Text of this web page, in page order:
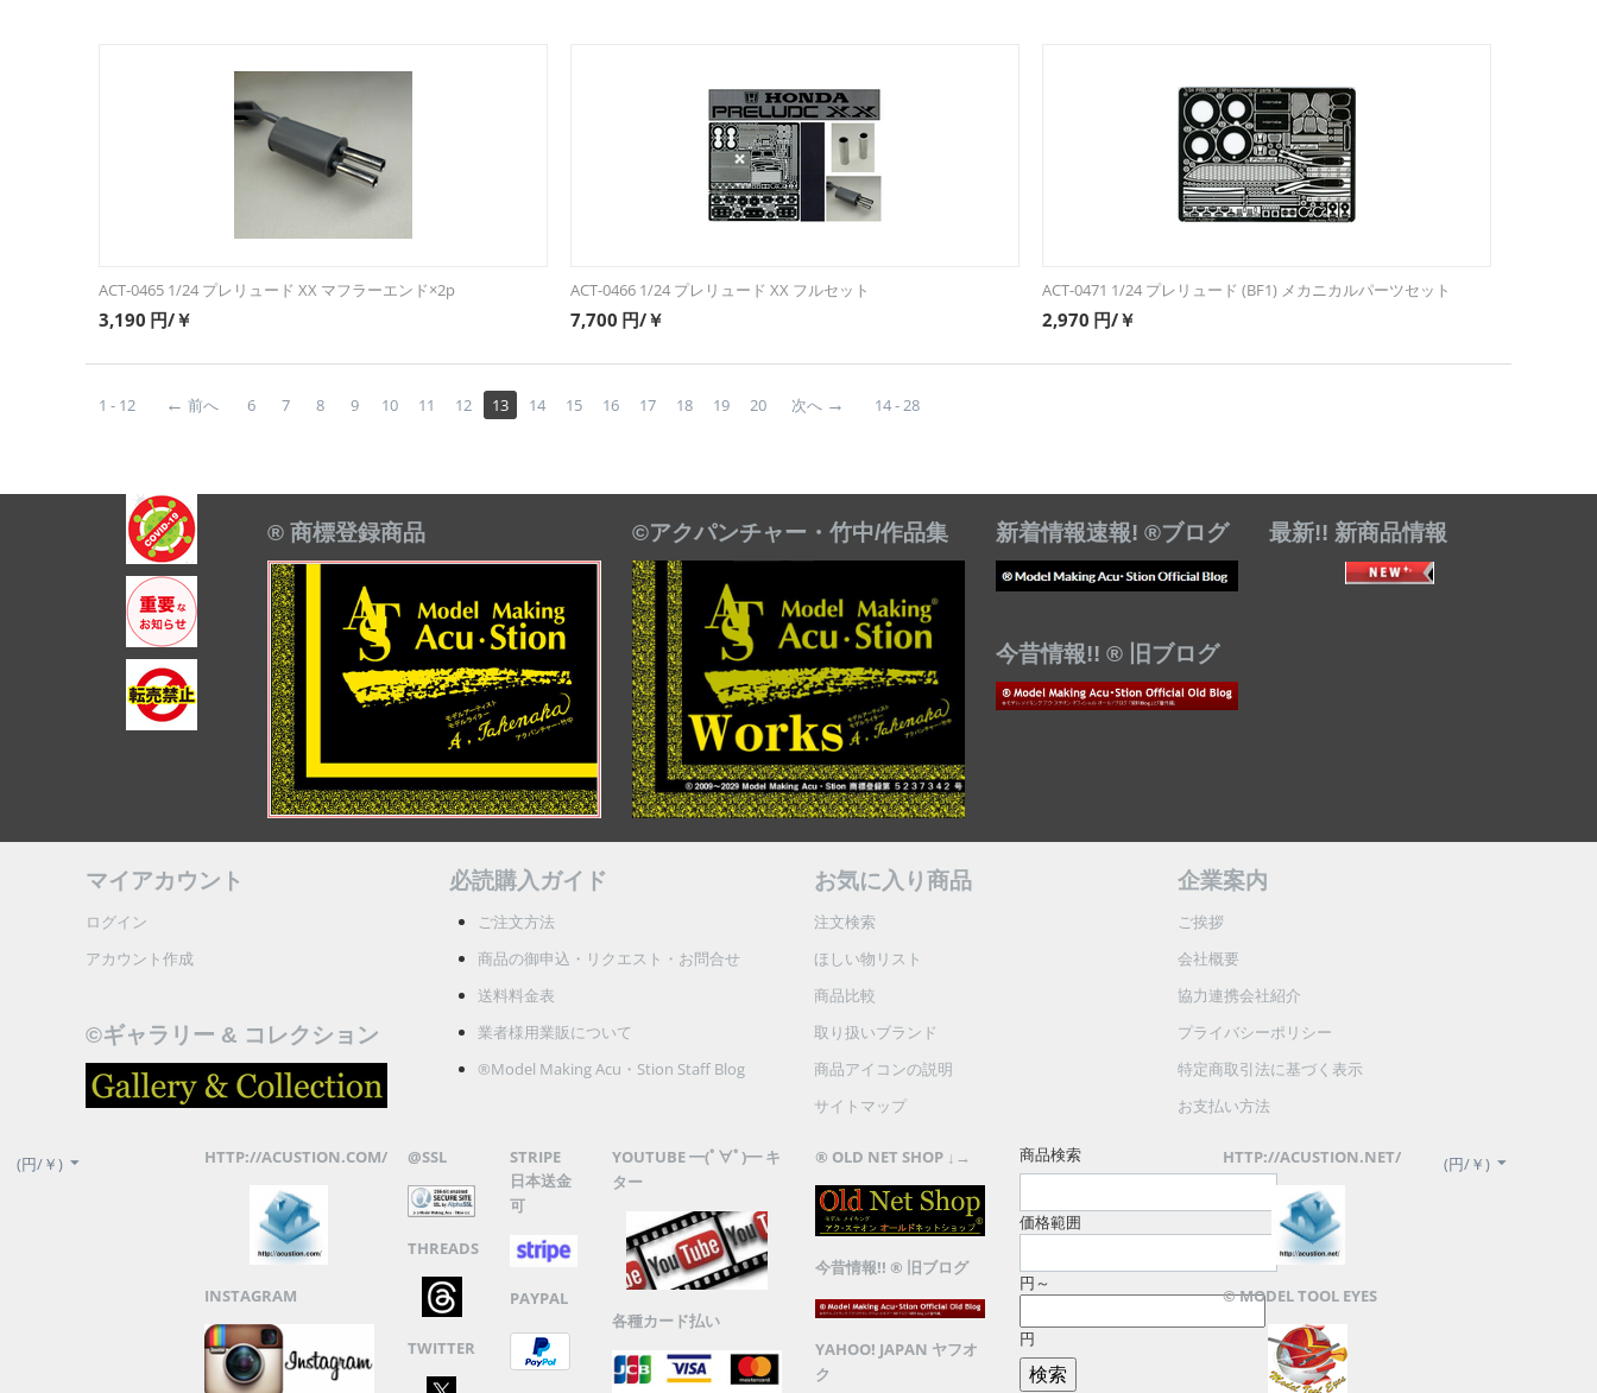
ACT-0465 1/24 プレリュード XX マフラーエンド×2p
3,190 円/￥
ACT-0466 1/24 プレリュード XX フルセット
7,700 円/￥
ACT-0471 1/24 プレリュード (BF1) メカニカルパーツセット
2,970 円/￥
1 - 12 前へ 6 7 8 9 10 11 12 13 14 15 16 17 18 19 20 次へ 14 - 28
® 商標登録商品 ©アクパンチャー・竹中/作品集 新着情報速報! ®ブログ
今昔情報!! ® 旧ブログ
最新!! 新商品情報
マイアカウント
ログイン
アカウント作成
©ギャラリー & コレクション
必読購入ガイド
ご注文方法
商品の御申込・リクエスト・お問合せ
送料料金表
業者様用業販について
®Model Making Acu・Stion Staff Blog
お気に入り商品
注文検索
ほしい物リスト
商品比較
取り扱いブランド
商品アイコンの説明
サイトマップ
企業案内
ご挨拶
会社概要
協力連携会社紹介
プライバシーポリシー
特定商取引法に基づく表示
お支払い方法
(円/￥) HTTP://ACUSTION.COM/
INSTAGRAM
@SSL
THREADS
TWITTER
STRIPE
日本送金
可
PAYPAL
YOUTUBE ━(ﾟ∀ﾟ)━ キ
ター
各種カード払い
® OLD NET SHOP ↓→
今昔情報!! ® 旧ブログ
YAHOO! JAPAN ヤフオ
ク
商品検索
価格範囲
円～
円
HTTP://ACUSTION.NET/
© MODEL TOOL EYES
(円/￥)